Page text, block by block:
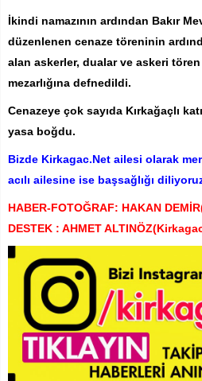
İkindi namazının ardından Bakır
düzenlenen cenaze töreninin
alan askerler, dualar ve askeri
mezarlığına defnedildi.
Cenazeye çok sayıda Kırkağaçlı
yasa boğdu.
Bizde Kirkagac.Net ailesi olarak
acılı ailesine ise başsağlığı
HABER-FOTOĞRAF: HAKAN
DESTEK : AHMET